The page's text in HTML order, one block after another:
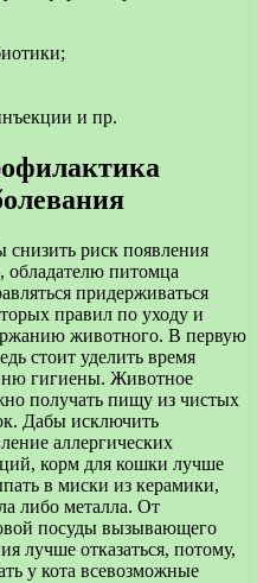
и пр.
снизить риск появления
обладателю питомца
придерживаться
правил по уходу и
животного. В первую
стоит уделить время
гигиены. Животное
получать пищу из чистых
Дабы исключить
аллергических
корм для кошки лучше
в миски из керамики,
либо металла. От
посуды вызывающего
лучше отказаться, потому,
у кота всевозможные